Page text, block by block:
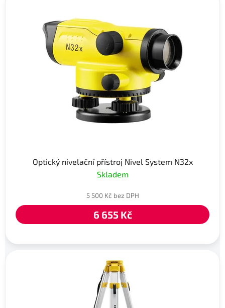
Optický nivelační přístroj Nivel System N32x
Skladem
5 500 Kč bez DPH
6 655 Kč